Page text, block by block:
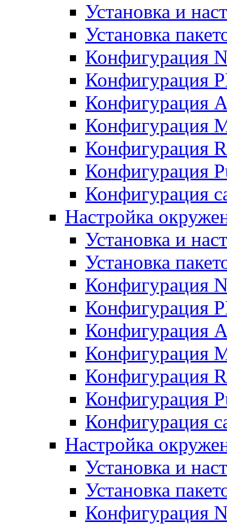
Установка и
Установка
Конфигурация
Конфигурация
Конфигурация
Конфигурация
Конфигурация
Конфигурация
Конфигурация
Настройка
Установка и
Установка
Конфигурация
Конфигурация
Конфигурация
Конфигурация
Конфигурация
Конфигурация
Конфигурация
Настройка
Установка и
Установка
Конфигурация